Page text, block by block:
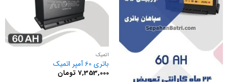
اتمیک
باتری 60 آمپر اتمیک
7,353,000 تومان